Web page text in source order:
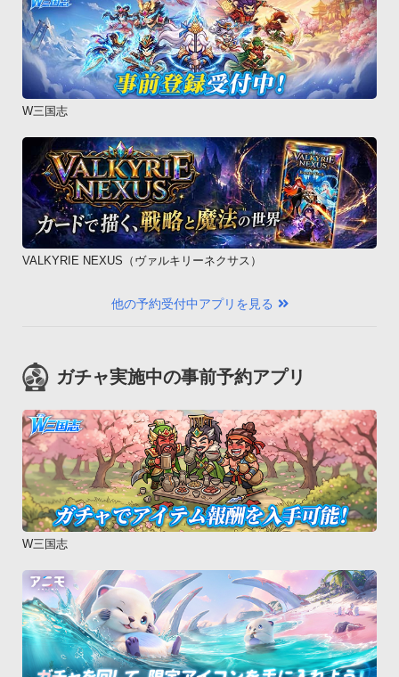
W三国志
VALKYRIE NEXUS（ヴァルキリーネクサス）
他の予約受付中アプリを見る
ガチャ実施中の事前予約アプリ
W三国志